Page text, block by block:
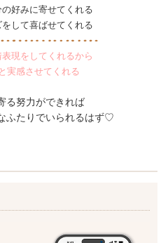
好みに寄せてくれる
して喜ばせてくれる
現をしてくれるから
実感させてくれる
る努力ができれば
ふたりでいられるはず♡